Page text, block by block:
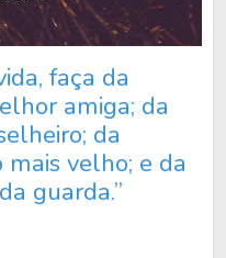
faça da
amiga; da
da
mais velho; e da
guarda.”